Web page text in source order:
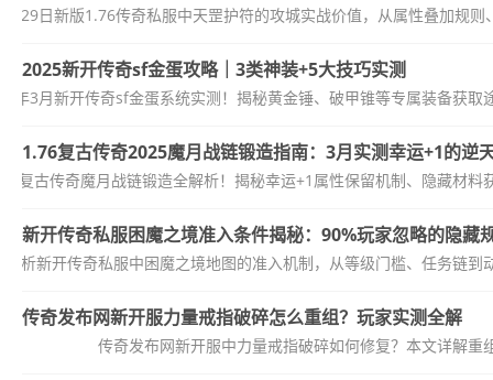
29日新版1.76传奇私服中天罡护符的攻城实战价值，从属性叠加规
2025新开传奇sf金蛋攻略｜3类神装+5大技巧实测
年3月新开传奇sf金蛋系统实测！揭秘黄金锤、破甲锥等专属装备获
1.76复古传奇2025魔月战链锻造指南：3月实测幸运+1的逆
复古传奇魔月战链锻造全解析！揭秘幸运+1属性保留机制、隐藏材
新开传奇私服困魔之境准入条件揭秘：90%玩家忽略的隐藏
解析新开传奇私服中困魔之境地图的准入机制，从等级门槛、任务链
传奇发布网新开服力量戒指破碎怎么重组？玩家实测全解
传奇发布网新开服中力量戒指破碎如何修复？本文详解